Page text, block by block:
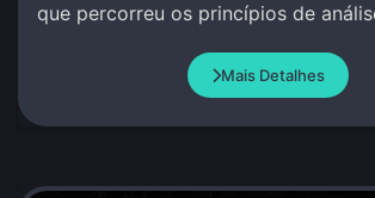
que percorreu os princípios de
Mais Detalhes